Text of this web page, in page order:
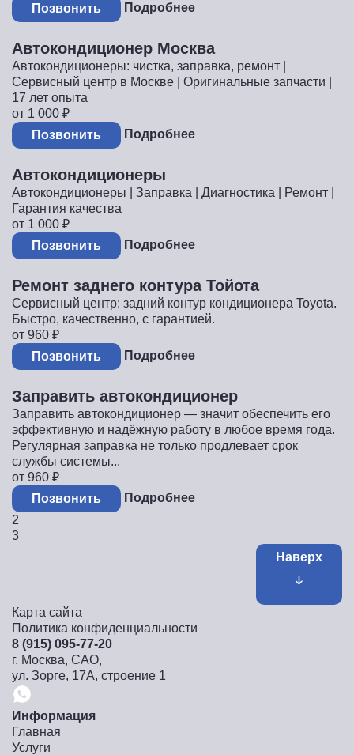
Позвонить
Подробнее
Автокондиционер Москва
Автокондиционеры: чистка, заправка, ремонт |
Сервисный центр в Москве | Оригинальные запчасти |
17 лет опыта
от 1 000 ₽
Позвонить
Подробнее
Автокондиционеры
Автокондиционеры | Заправка | Диагностика | Ремонт |
Гарантия качества
от 1 000 ₽
Позвонить
Подробнее
Ремонт заднего контура Тойота
Сервисный центр: задний контур кондиционера Toyota.
Быстро, качественно, с гарантией.
от 960 ₽
Позвонить
Подробнее
Заправить автокондиционер
Заправить автокондиционер — значит обеспечить его
эффективную и надёжную работу в любое время года.
Регулярная заправка не только продлевает срок
службы системы...
от 960 ₽
Позвонить
Подробнее
2
3
Наверх
Карта сайта
Политика конфиденциальности
8 (915) 095-77-20
г. Москва, САО,
ул. Зорге, 17А, строение 1
Информация
Главная
Услуги